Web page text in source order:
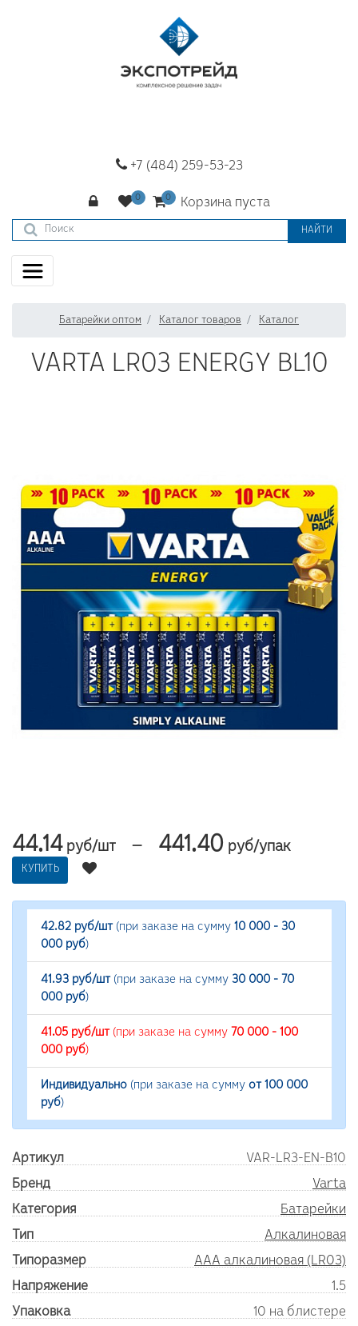
+7 (484) 259-53-23
Корзина пуста
НАЙТИ
Батарейки оптом Каталог товаров Каталог
VARTA LR03 ENERGY BL10
44.14руб/шт — 441.40 руб/упак
КУПИТЬ
42.82 руб/шт(при заказе на сумму 10 000 - 30
000 руб)
41.93 руб/шт(при заказе на сумму 30 000 - 70
000 руб)
41.05 руб/шт(при заказе на сумму 70 000 - 100
000 руб)
Индивидуально (при заказе на сумму от 100 000
руб)
Артикул
VAR-LR3-EN-B10
Бренд
Varta
Категория
Батарейки
Тип
Алкалиновая
Типоразмер
AAA алкалиновая (LR03)
Напряжение
1.5
Упаковка
10 на блистере